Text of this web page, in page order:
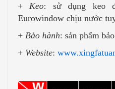
+ Keo: sử dụng keo
Eurowindow chịu nước
+ Bảo hành: sản phẩm
+ Website: